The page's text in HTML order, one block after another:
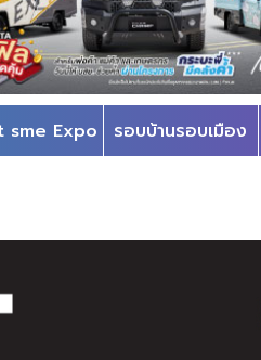
sme Expo รอบบ้านรอบเมือง